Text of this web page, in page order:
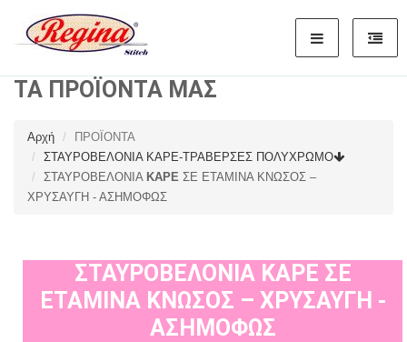
ΤΑ ΠΡΟΪΟΝΤΑ ΜΑΣ
Αρχή
ΠΡΟΪΟΝΤΑ
ΣΤΑΥΡΟΒΕΛΟΝΙΑ ΚΑΡΕ-ΤΡΑΒΕΡΣΕΣ ΠΟΛΥΧΡΩΜΟ
ΣΤΑΥΡΟΒΕΛΟΝΙΑ ΚΑΡΕ ΣΕ ΕΤΑΜΙΝΑ ΚΝΩΣΟΣ –
ΧΡΥΣΑΥΓΗ - ΑΣΗΜΟΦΩΣ
ΣΤΑΥΡΟΒΕΛΟΝΙΑ ΚΑΡΕ ΣΕ
ΕΤΑΜΙΝΑ ΚΝΩΣΟΣ – ΧΡΥΣΑΥΓΗ -
ΑΣΗΜΟΦΩΣ